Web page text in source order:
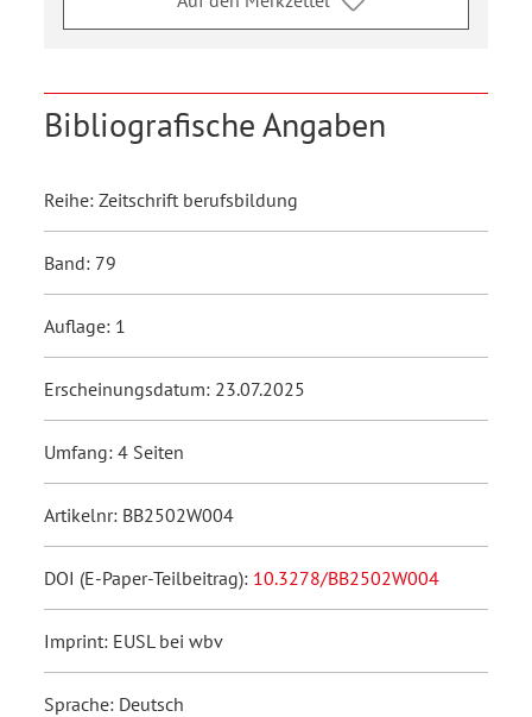
Bibliografische Angaben
Reihe: Zeitschrift berufsbildung
Band: 79
Auflage: 1
Erscheinungsdatum: 23.07.2025
Umfang: 4 Seiten
Artikelnr: BB2502W004
DOI (E-Paper-Teilbeitrag): 10.3278/BB2502W004
Imprint: EUSL bei wbv
Sprache: Deutsch